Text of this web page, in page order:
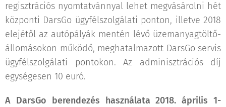
regisztrációs nyomtatvánnyal lehet megvásárolni hét
központi DarsGo ügyfélszolgálati ponton, illetve 2018
elejétől az autópályák mentén lévő üzemanyagtöltő-
állomásokon működő, meghatalmazott DarsGo servis
ügyfélszolgálati pontokon. Az adminisztrációs díj
egységesen 10 euró.
A DarsGo berendezés használata 2018. április 1-